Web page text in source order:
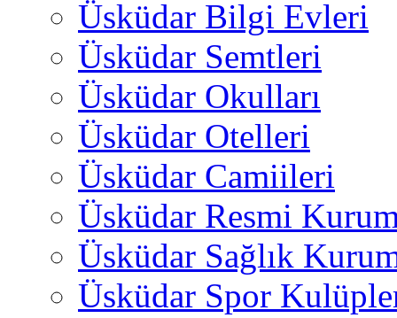
Üsküdar Bilgi Evleri
Üsküdar Semtleri
Üsküdar Okulları
Üsküdar Otelleri
Üsküdar Camiileri
Üsküdar Resmi
Üsküdar Sağlık
Üsküdar Spor